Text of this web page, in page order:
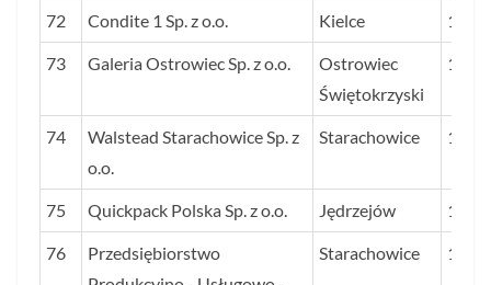
72 Condite 1 Sp. z o.o. Kielce 151
73 Galeria Ostrowiec Sp. z o.o.
Ostrowiec
Świętokrzyski
146
74
Walstead Starachowice Sp. z
o.o.
Starachowice 143
75 Quickpack Polska Sp. z o.o. Jędrzejów 142
76
Przedsiębiorstwo
Starachowice 137